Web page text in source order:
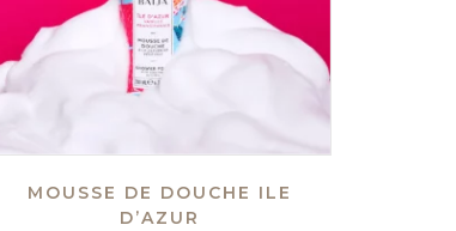
MOUSSE DE DOUCHE ILE
D’AZUR